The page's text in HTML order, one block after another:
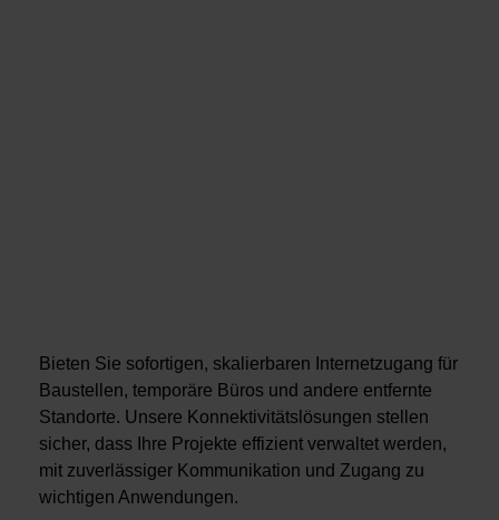
Bieten Sie sofortigen, skalierbaren Internetzugang für
Baustellen, temporäre Büros und andere entfernte
Standorte. Unsere Konnektivitätslösungen stellen
sicher, dass Ihre Projekte effizient verwaltet werden,
mit zuverlässiger Kommunikation und Zugang zu
wichtigen Anwendungen.